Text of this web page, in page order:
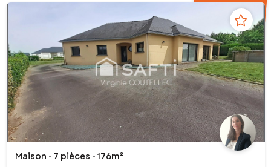
Maison - 7 pièces - 176m²